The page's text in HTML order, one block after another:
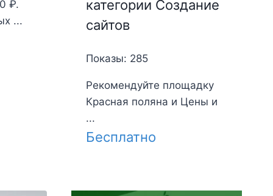
₽.
...
категории Создание
сайтов
Показы: 285
Рекомендуйте площадку
Красная поляна и Цены и
...
Бесплатно